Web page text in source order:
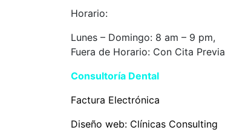
Horario:
Lunes – Domingo: 8 am – 9 pm,
Fuera de Horario: Con Cita Previa
Consultoría Dental
Factura Electrónica
Diseño web: Clínicas Consulting